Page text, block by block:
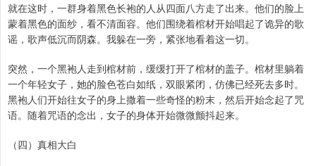
就在这时，一群身着黑色长袍的人从四面八方走了出来。他们的脸上
蒙着黑色的面纱，看不清面容。他们围绕着棺材开始唱起了诡异的歌
谣，歌声低沉而阴森。我躲在一旁，紧张地看着这一切。
突然，一个黑袍人走到棺材前，缓缓打开了棺材的盖子。棺材里躺着
一个年轻女子，她的脸色苍白如纸，双眼紧闭，仿佛已经死去多时。
黑袍人们开始往女子的身上撒着一些奇怪的粉末，然后开始念起了咒
语。随着咒语的念出，女子的身体开始微微颤抖起来。
（四）真相大白